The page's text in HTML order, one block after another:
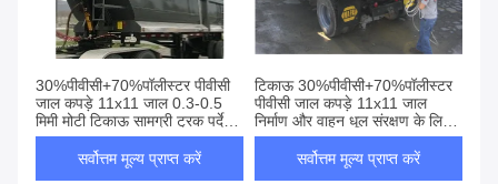
30%पीवीसी+70%पॉलीस्टर पीवीसी
जाल कपड़े 11x11 जाल 0.3-0.5
मिमी मोटी टिकाऊ सामग्री ट्रक पर्दे
और इंजीनियरिंग वाहन सुरक्षा के लिए
सर्वोत्तम मूल्य प्राप्त करें
टिकाऊ 30%पीवीसी+70%पॉलीस्टर
पीवीसी जाल कपड़े 11x11 जाल
निर्माण और वाहन धूल संरक्षण के लिए
0.3-0.5 मिमी मोटाई के साथ
सर्वोत्तम मूल्य प्राप्त करें